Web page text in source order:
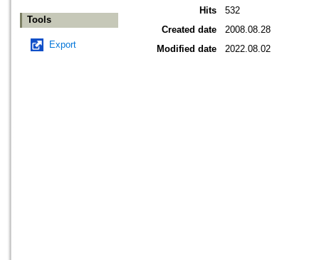
Tools
Export
Hits
532
Created date
2008.08.28
Modified date
2022.08.02